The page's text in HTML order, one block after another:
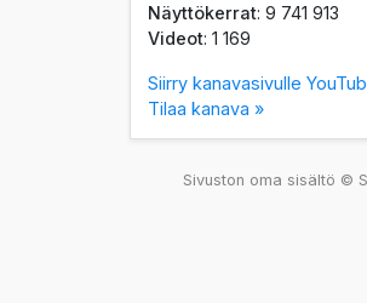
Näyttökerrat: 9 741 913
Videot: 1 169
Siirry kanavasivulle
Tilaa kanava »
Sivuston oma sisältö ©